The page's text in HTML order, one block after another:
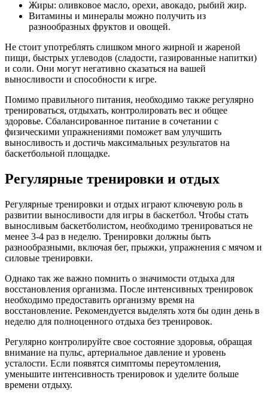
Жиры: оливковое масло, орехи, авокадо, рыбий жир.
Витамины и минералы можно получить из
разнообразных фруктов и овощей.
Не стоит употреблять слишком много жирной и жареной
пищи, быстрых углеводов (сладости, газированные напитки)
и соли. Они могут негативно сказаться на вашей
выносливости и способности к игре.
Помимо правильного питания, необходимо также регулярно
тренироваться, отдыхать, контролировать вес и общее
здоровье. Сбалансированное питание в сочетании с
физическими упражнениями поможет вам улучшить
выносливость и достичь максимальных результатов на
баскетбольной площадке.
Регулярные тренировки и отдых
Регулярные тренировки и отдых играют ключевую роль в
развитии выносливости для игры в баскетбол. Чтобы стать
выносливым баскетболистом, необходимо тренироваться не
менее 3-4 раз в неделю. Тренировки должны быть
разнообразными, включая бег, прыжки, упражнения с мячом и
силовые тренировки.
Однако так же важно помнить о значимости отдыха для
восстановления организма. После интенсивных тренировок
необходимо предоставить организму время на
восстановление. Рекомендуется выделять хотя бы один день в
неделю для полноценного отдыха без тренировок.
Регулярно контролируйте свое состояние здоровья, обращая
внимание на пульс, артериальное давление и уровень
усталости. Если появятся симптомы переутомления,
уменьшите интенсивность тренировок и уделите больше
времени отдыху.